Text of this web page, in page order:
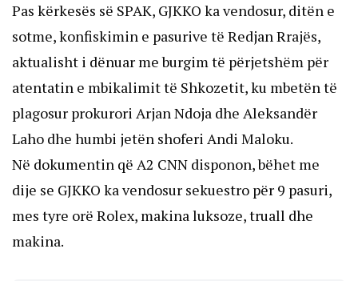
Pas kërkesës së SPAK, GJKKO ka vendosur, ditën e
sotme, konfiskimin e pasurive të Redjan Rrajës,
aktualisht i dënuar me burgim të përjetshëm për
atentatin e mbikalimit të Shkozetit, ku mbetën të
plagosur prokurori Arjan Ndoja dhe Aleksandër
Laho dhe humbi jetën shoferi Andi Maloku.
Në dokumentin që A2 CNN disponon, bëhet me
dije se GJKKO ka vendosur sekuestro për 9 pasuri,
mes tyre orë Rolex, makina luksoze, truall dhe
makina.